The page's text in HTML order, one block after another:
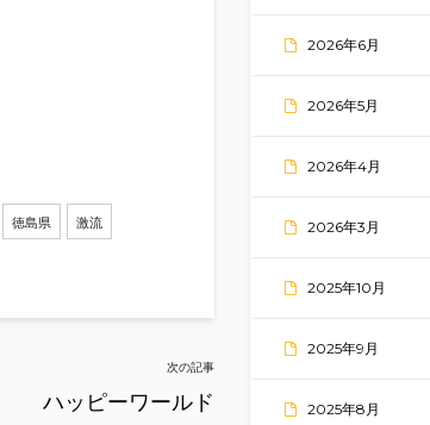
徳島県 激流
次の記事
ハッピーワールド
2026年6月
2026年5月
2026年4月
2026年3月
2025年10月
2025年9月
2025年8月